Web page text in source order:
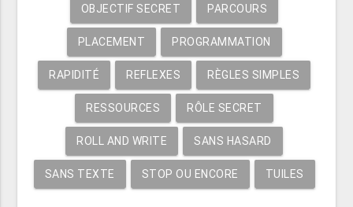
OBJECTIF SECRET PARCOURS
PLACEMENT PROGRAMMATION
RAPIDITÉ REFLEXES RÈGLES SIMPLES
RESSOURCES RÔLE SECRET
ROLL AND WRITE SANS HASARD
SANS TEXTE STOP OU ENCORE TUILES